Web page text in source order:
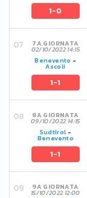
1-0
7A GIORNATA
02/10/2022 14:15
Benevento -
Ascoli
1-1
8A GIORNATA
09/10/2022 14:15
Sudtirol -
Benevento
1-1
9A GIORNATA
15/10/2022 12:00